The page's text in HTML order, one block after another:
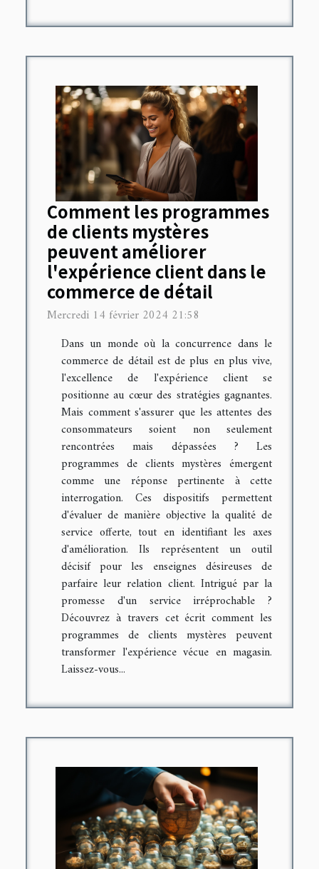
Comment les programmes
de clients mystères
peuvent améliorer
l'expérience client dans le
commerce de détail
Mercredi 14 février 2024 21:58
Dans un monde où la concurrence dans le
commerce de détail est de plus en plus vive,
l'excellence de l'expérience client se
positionne au cœur des stratégies gagnantes.
Mais comment s'assurer que les attentes des
consommateurs soient non seulement
rencontrées mais dépassées ? Les
programmes de clients mystères émergent
comme une réponse pertinente à cette
interrogation. Ces dispositifs permettent
d'évaluer de manière objective la qualité de
service offerte, tout en identifiant les axes
d'amélioration. Ils représentent un outil
décisif pour les enseignes désireuses de
parfaire leur relation client. Intrigué par la
promesse d'un service irréprochable ?
Découvrez à travers cet écrit comment les
programmes de clients mystères peuvent
transformer l'expérience vécue en magasin.
Laissez-vous...